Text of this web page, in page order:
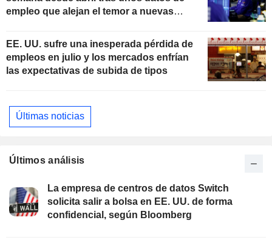
empleo que alejan el temor a nuevas
EE. UU. sufre una inesperada pérdida de
empleos en julio y los mercados enfrían
las expectativas de subida de tipos
Últimas noticias
Últimos análisis
La empresa de centros de datos Switch
solicita salir a bolsa en EE. UU. de forma
confidencial, según Bloomberg